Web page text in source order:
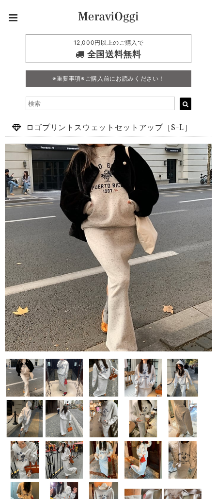
12,000円以上のご購入で
全国送料無料
※重要事項※ご購入前にお読みください！
ロゴプリントスウェットセットアップ［S-L］